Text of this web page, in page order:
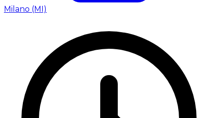
Milano (MI)